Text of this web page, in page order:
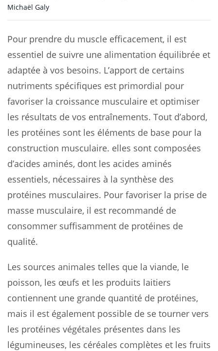
Michaël Galy
Pour prendre du muscle efficacement, il est
essentiel de suivre une alimentation équilibrée et
adaptée à vos besoins. L’apport de certains
nutriments spécifiques est primordial pour
favoriser la croissance musculaire et optimiser
les résultats de vos entraînements. Tout d’abord,
les protéines sont les éléments de base pour la
construction musculaire. elles sont composées
d’acides aminés, dont les acides aminés
essentiels, nécessaires à la synthèse des
protéines musculaires. Pour favoriser la prise de
masse musculaire, il est recommandé de
consommer suffisamment de protéines de
qualité.
Les sources animales telles que la viande, le
poisson, les œufs et les produits laitiers
contiennent une grande quantité de protéines,
mais il est également possible de se tourner vers
les protéines végétales présentes dans les
légumineuses, les céréales complètes et les fruits